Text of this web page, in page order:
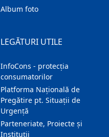
Album foto
LEGĂTURI UTILE
InfoCons - protecția
consumatorilor
Platforma Națională de
Pregătire pt. Situații de
Urgență
Parteneriate, Proiecte și
Instituții